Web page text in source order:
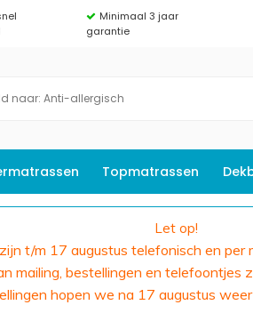
Minimaal 3 jaar
garantie
Topmatrassen
Let op!
t/m 17 augustus telefonisch en per
mailing, bestellingen en telefoontjes
hopen we na 17 augustus